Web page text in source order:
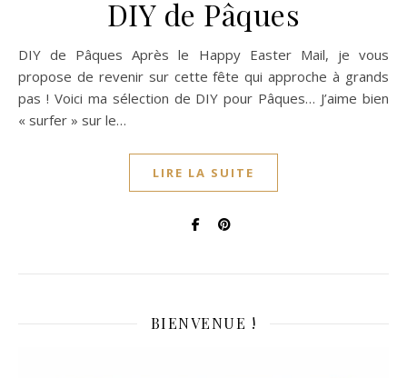
DIY de Pâques
DIY de Pâques Après le Happy Easter Mail, je vous
propose de revenir sur cette fête qui approche à grands
pas ! Voici ma sélection de DIY pour Pâques… J’aime bien
« surfer » sur le…
LIRE LA SUITE
BIENVENUE !